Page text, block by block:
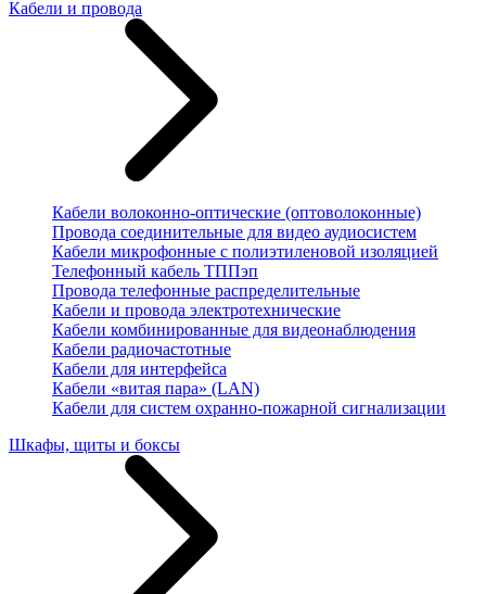
Кабели и провода
Кабели волоконно-оптические (оптоволоконные)
Провода соединительные для видео аудиосистем
Кабели микрофонные с полиэтиленовой изоляцией
Телефонный кабель ТППэп
Провода телефонные распределительные
Кабели и провода электротехнические
Кабели комбинированные для видеонаблюдения
Кабели радиочастотные
Кабели для интерфейса
Кабели «витая пара» (LAN)
Кабели для систем охранно-пожарной сигнализации
Шкафы, щиты и боксы